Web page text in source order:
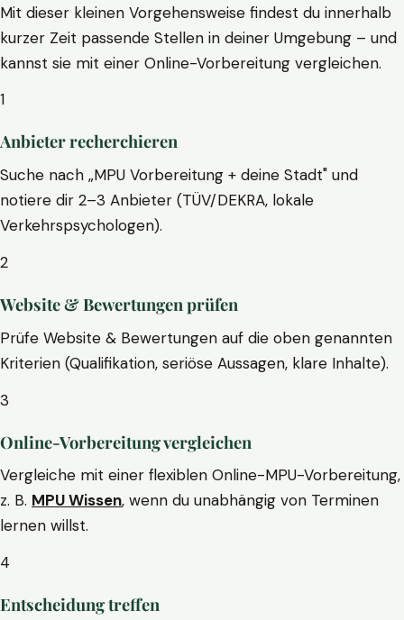
Mit dieser kleinen Vorgehensweise findest du innerhalb
kurzer Zeit passende Stellen in deiner Umgebung – und
kannst sie mit einer Online-Vorbereitung vergleichen.
1
Anbieter recherchieren
Suche nach „MPU Vorbereitung + deine Stadt" und
notiere dir 2–3 Anbieter (TÜV/DEKRA, lokale
Verkehrspsychologen).
2
Website & Bewertungen prüfen
Prüfe Website & Bewertungen auf die oben genannten
Kriterien (Qualifikation, seriöse Aussagen, klare Inhalte).
3
Online-Vorbereitung vergleichen
Vergleiche mit einer flexiblen Online-MPU-Vorbereitung,
z. B. MPU Wissen, wenn du unabhängig von Terminen
lernen willst.
4
Entscheidung treffen